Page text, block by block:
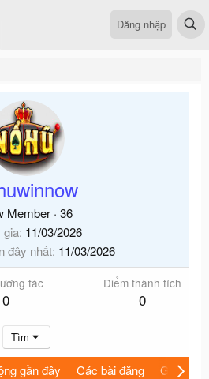
Đăng nhập
Member · 36
gia 11/03/2026
đây nhất 11/03/2026
tác
0
Điểm thành tích
0
Tìm
gần đây Các bài đăng Giới thiệu